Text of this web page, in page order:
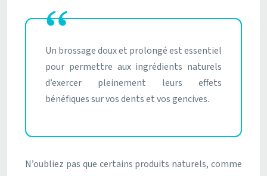
Un brossage doux et prolongé est essentiel
pour permettre aux ingrédients naturels
d’exercer pleinement leurs effets
bénéfiques sur vos dents et vos gencives.
N’oubliez pas que certains produits naturels, comme